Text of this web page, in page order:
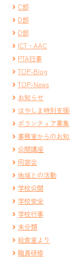
C部
D部
D部
ICT・AAC
PTA行事
TOP-Blog
TOP-News
お知らせ
はやしま特別支
ボランティア募集
事務室からのお
公開講座
同窓会
地域との活動
学校公開
学校安全
学校行事
未分類
給食室より
職員研修